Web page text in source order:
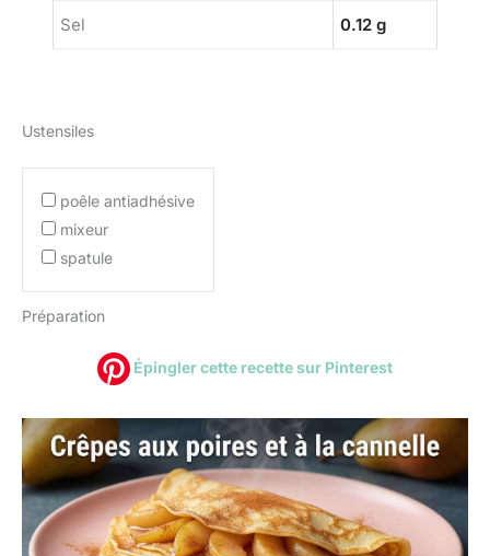
Sel 0.12 g
Ustensiles
poêle antiadhésive
mixeur
spatule
Préparation
Épingler cette recette sur Pinterest